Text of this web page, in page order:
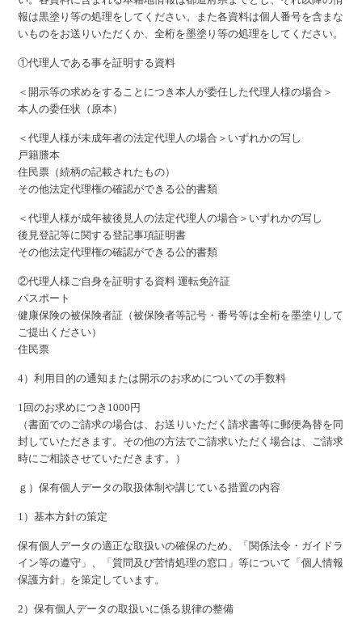
報は黒塗り等の処理をしてください。また各資料は個人番号を含まな
いものをお送りいただくか、全桁を墨塗り等の処理をしてください。
①代理人である事を証明する資料
＜開示等の求めをすることにつき本人が委任した代理人様の場合＞
本人の委任状（原本）
＜代理人様が未成年者の法定代理人の場合＞いずれかの写し
戸籍謄本
住民票（続柄の記載されたもの）
その他法定代理権の確認ができる公的書類
＜代理人様が成年被後見人の法定代理人の場合＞いずれかの写し
後見登記等に関する登記事項証明書
その他法定代理権の確認ができる公的書類
②代理人様ご自身を証明する資料 運転免許証
パスポート
健康保険の被保険者証（被保険者等記号・番号等は全桁を墨塗りして
ご提出ください）
住民票
4）利用目的の通知または開示のお求めについての手数料
1回のお求めにつき1000円
（書面でのご請求の場合は、お送りいただく請求書等に郵便為替を同
封していただきます。その他の方法でご請求いただく場合は、ご請求
時にご相談させていただきます。）
ｇ）保有個人データの取扱体制や講じている措置の内容
1）基本方針の策定
保有個人データの適正な取扱いの確保のため、「関係法令・ガイドラ
イン等の遵守」、「質問及び苦情処理の窓口」等について「個人情報
保護方針」を策定しています。
2）保有個人データの取扱いに係る規律の整備